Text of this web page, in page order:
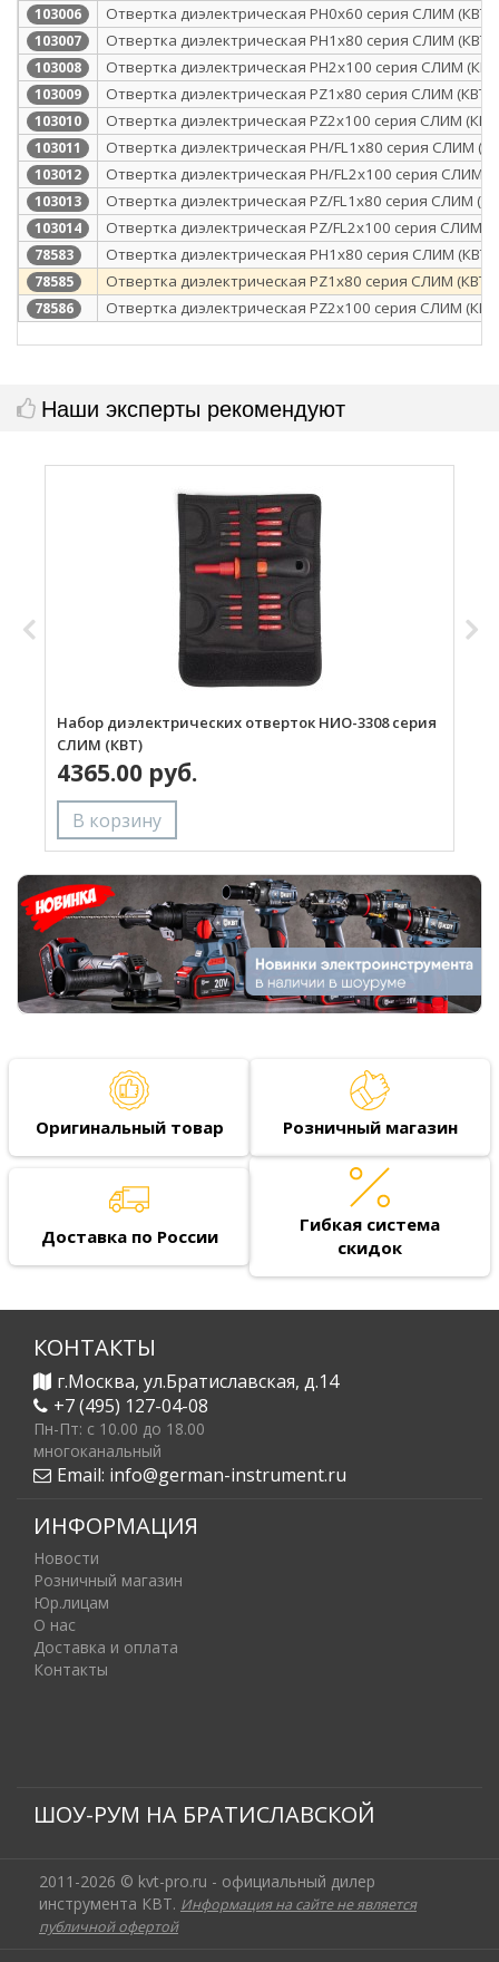
103006 Отвертка диэлектрическая PH0x60 серия СЛИМ (КВТ)
103007 Отвертка диэлектрическая PH1x80 серия СЛИМ (КВТ)
103008 Отвертка диэлектрическая PH2x100 серия СЛИМ
103009 Отвертка диэлектрическая PZ1x80 серия СЛИМ (КВТ)
103010 Отвертка диэлектрическая PZ2x100 серия СЛИМ (КВТ)
103011 Отвертка диэлектрическая PH/FL1x80 серия СЛИМ
103012 Отвертка диэлектрическая PH/FL2x100 серия СЛИМ
103013 Отвертка диэлектрическая PZ/FL1x80 серия СЛИМ
103014 Отвертка диэлектрическая PZ/FL2x100 серия СЛИМ
78583 Отвертка диэлектрическая PH1x80 серия СЛИМ (КВТ)
78585 Отвертка диэлектрическая PZ1x80 серия СЛИМ (КВТ)
78586 Отвертка диэлектрическая PZ2x100 серия СЛИМ (КВТ)
Наши эксперты рекомендуют
Набор диэлектрических отверток НИО-3308 серия
СЛИМ (КВТ)
4365.00 руб.
Оригинальный товар Розничный магазин
Доставка по России
Гибкая система
скидок
КОНТАКТЫ
г.Москва, ул.Братиславская, д.14
+7 (495) 127-04-08
Пн-Пт: c 10.00 до 18.00
многоканальный
Email: info@german-instrument.ru
ИНФОРМАЦИЯ
Новости
Розничный магазин
Юр.лицам
О нас
Доставка и оплата
Контакты
ШОУ-РУМ НА БРАТИСЛАВСКОЙ
2011-2026 © kvt-pro.ru - официальный дилер
инструмента КВТ. Информация на сайте не является
публичной офертой